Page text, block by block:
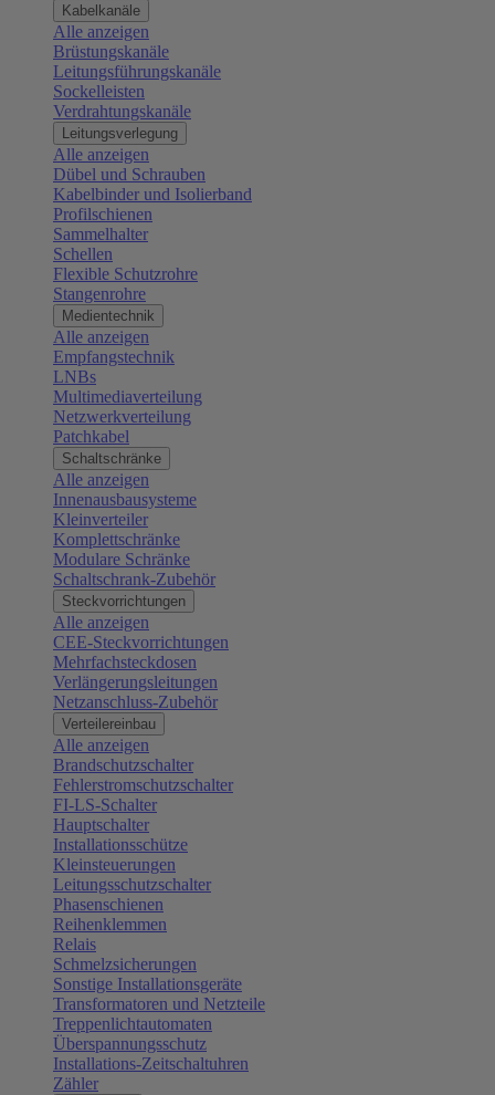
Kabelkanäle
Alle anzeigen
Brüstungskanäle
Leitungsführungskanäle
Sockelleisten
Verdrahtungskanäle
Leitungsverlegung
Alle anzeigen
Dübel und Schrauben
Kabelbinder und Isolierband
Profilschienen
Sammelhalter
Schellen
Flexible Schutzrohre
Stangenrohre
Medientechnik
Alle anzeigen
Empfangstechnik
LNBs
Multimediaverteilung
Netzwerkverteilung
Patchkabel
Schaltschränke
Alle anzeigen
Innenausbausysteme
Kleinverteiler
Komplettschränke
Modulare Schränke
Schaltschrank-Zubehör
Steckvorrichtungen
Alle anzeigen
CEE-Steckvorrichtungen
Mehrfachsteckdosen
Verlängerungsleitungen
Netzanschluss-Zubehör
Verteilereinbau
Alle anzeigen
Brandschutzschalter
Fehlerstromschutzschalter
FI-LS-Schalter
Hauptschalter
Installationsschütze
Kleinsteuerungen
Leitungsschutzschalter
Phasenschienen
Reihenklemmen
Relais
Schmelzsicherungen
Sonstige Installationsgeräte
Transformatoren und Netzteile
Treppenlichtautomaten
Überspannungsschutz
Installations-Zeitschaltuhren
Zähler